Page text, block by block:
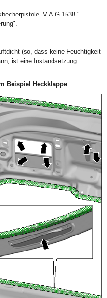
-V.A.G 1538-"
(so, dass keine Feuchtigkeit
ist eine Instandsetzung
Beispiel Heckklappe